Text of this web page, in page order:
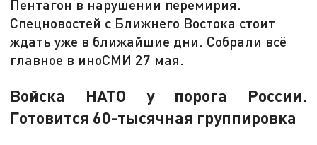
Пентагон в нарушении перемирия.
Спецновостей с Ближнего Востока стоит
ждать уже в ближайшие дни. Собрали всё
главное в иноСМИ 27 мая.
Войска НАТО у порога России.
Готовится 60-тысячная группировка